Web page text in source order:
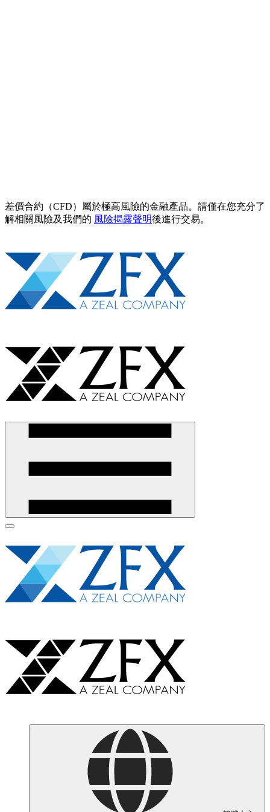
差價合約（CFD）屬於極高風險的金融產品。請僅在您充分了
解相關風險及我們的 風險揭露聲明後進行交易。